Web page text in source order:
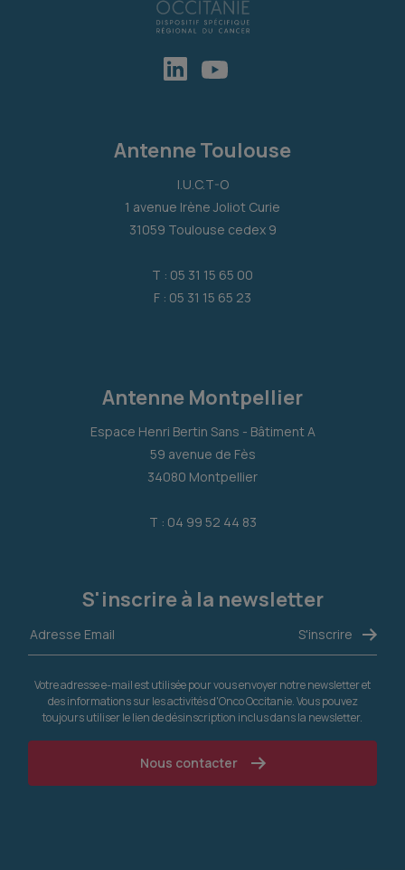
Antenne Toulouse
I.U.C.T-O
1 avenue Irène Joliot Curie
31059 Toulouse cedex 9
T : 05 31 15 65 00
F : 05 31 15 65 23
Antenne Montpellier
Espace Henri Bertin Sans - Bâtiment A
59 avenue de Fès
34080 Montpellier
T : 04 99 52 44 83
S'inscrire à la newsletter
Votre adresse e-mail est utilisée pour vous envoyer notre newsletter et
des informations sur les activités d'Onco Occitanie. Vous pouvez
toujours utiliser le lien de désinscription inclus dans la newsletter.
Nous contacter